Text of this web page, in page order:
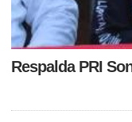
Respalda PRI
Honestidad y
destaca
septiembre de
México, Claudia
del trabajo
del Gabinete de
Seguridad se
mayo de 2026.